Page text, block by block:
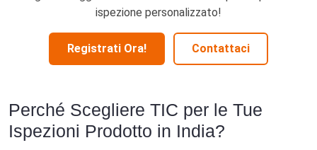
ispezione personalizzato!
Registrati Ora! Contattaci
Perché Scegliere TIC per le Tue
Ispezioni Prodotto in India?